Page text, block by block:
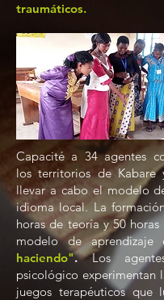
traumáticos.
Capacité a 34 agentes
los territorios de Kabare
llevar a cabo el modelo
idioma local. La
horas de teoría y 50
modelo de aprendizaje
haciendo".Los
psicológico experimentan
juegos terapéuticos que